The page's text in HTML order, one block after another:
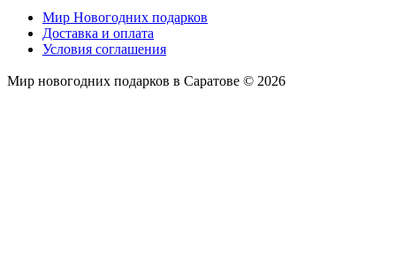
Мир Новогодних подарков
Доставка и оплата
Условия соглашения
Мир новогодних подарков в Саратове © 2026